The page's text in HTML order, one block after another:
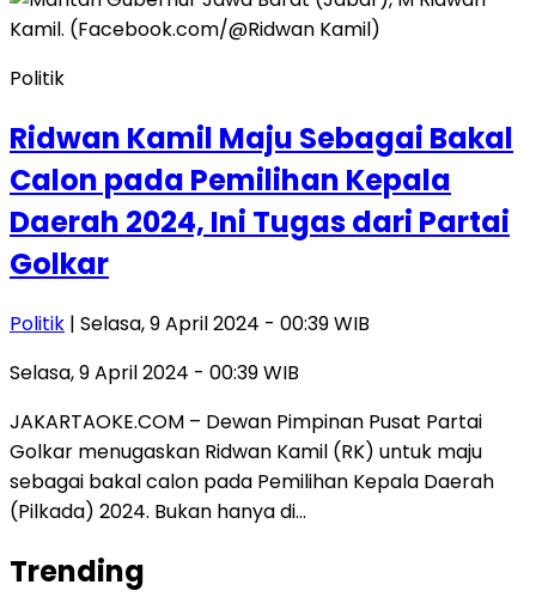
Politik
Ridwan Kamil Maju Sebagai Bakal
Calon pada Pemilihan Kepala
Daerah 2024, Ini Tugas dari Partai
Golkar
Politik | Selasa, 9 April 2024 - 00:39 WIB
Selasa, 9 April 2024 - 00:39 WIB
JAKARTAOKE.COM – Dewan Pimpinan Pusat Partai
Golkar menugaskan Ridwan Kamil (RK) untuk maju
sebagai bakal calon pada Pemilihan Kepala Daerah
(Pilkada) 2024. Bukan hanya di…
Trending